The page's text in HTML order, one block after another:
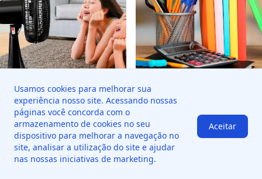
Footer
Yakao
Conheça o Grupo
Negócios
Tela de Vendas
Administração
Usamos cookies para melhorar sua
experiência nosso site. Acessando nossas
páginas você concorda com o
armazenamento de cookies no seu
dispositivo para melhorar a navegação no
site, analisar a utilização do site e ajudar
nas nossas iniciativas de marketing.
Aceitar